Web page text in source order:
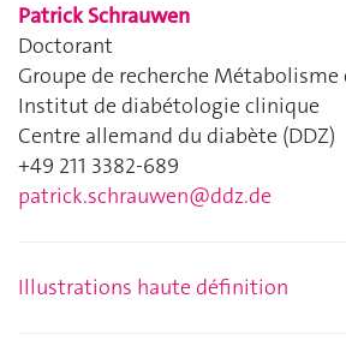
Patrick Schrauwen
Doctorant
Groupe de recherche
Institut de diabétologie clinique
Centre allemand du diabète (DDZ)
+49 211 3382-689
patrick.schrauwen@ddz.de
Illustrations haute définition